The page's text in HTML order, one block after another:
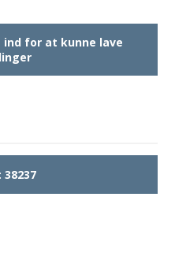
for at kunne lave
38237